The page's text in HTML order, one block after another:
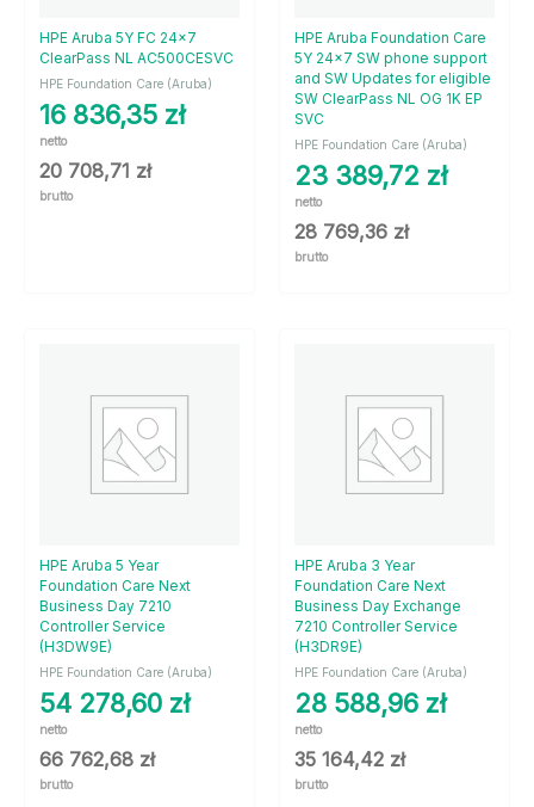
HPE Aruba 5Y FC 24×7
ClearPass NL AC500CESVC
HPE Foundation Care (Aruba)
16 836,35 zł
netto
20 708,71 zł
brutto
HPE Aruba Foundation Care
5Y 24×7 SW phone support
and SW Updates for eligible
SW ClearPass NL OG 1K EP
SVC
HPE Foundation Care (Aruba)
23 389,72 zł
netto
28 769,36 zł
brutto
HPE Aruba 5 Year
Foundation Care Next
Business Day 7210
Controller Service
(H3DW9E)
HPE Foundation Care (Aruba)
54 278,60 zł
netto
66 762,68 zł
brutto
HPE Aruba 3 Year
Foundation Care Next
Business Day Exchange
7210 Controller Service
(H3DR9E)
HPE Foundation Care (Aruba)
28 588,96 zł
netto
35 164,42 zł
brutto